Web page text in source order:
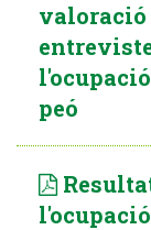
valoració
peó